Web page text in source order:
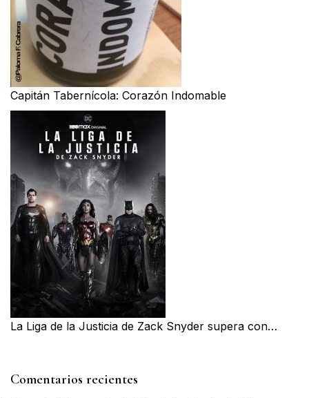
Capitán Tabernícola: Corazón Indomable
La Liga de la Justicia de Zack Snyder supera con…
Comentarios recientes